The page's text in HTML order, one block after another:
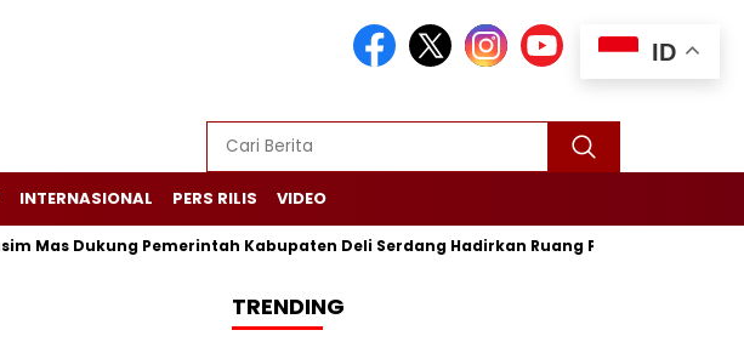
INTERNASIONAL PERS RILIS VIDEO
Dukung Pemerintah Kabupaten Deli Serdang Hadirkan Ruang Publik Bersama melalui
TRENDING
ID